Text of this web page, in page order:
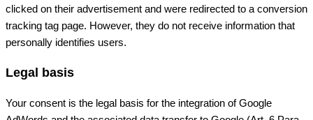
clicked on their advertisement and were redirected to a conversion
tracking tag page. However, they do not receive information that
personally identifies users.
Legal basis
Your consent is the legal basis for the integration of Google